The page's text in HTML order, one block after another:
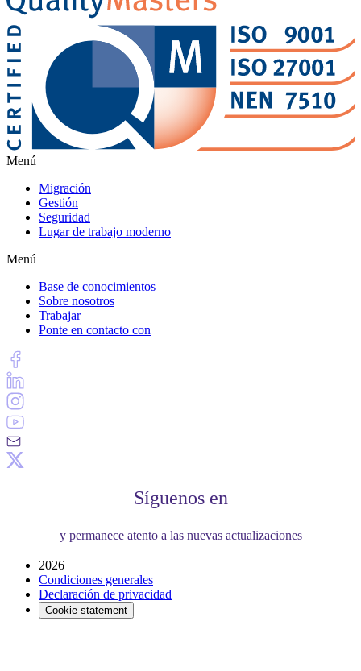
Menú
Migración
Gestión
Seguridad
Lugar de trabajo moderno
Menú
Base de conocimientos
Sobre nosotros
Trabajar
Ponte en contacto con
Síguenos en
y permanece atento a las nuevas actualizaciones
2026
Condiciones generales
Declaración de privacidad
Cookie statement